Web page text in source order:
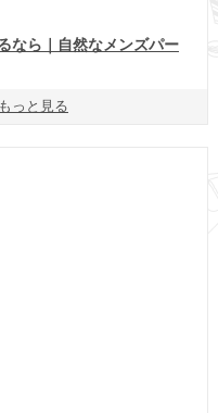
なら｜自然なメンズパー
っと見る